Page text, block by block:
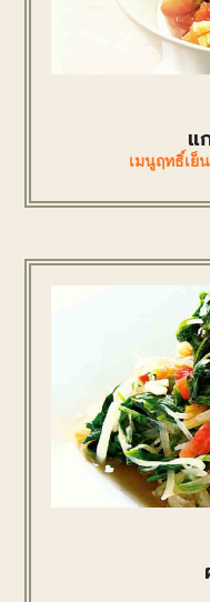
แ
เมนูฤทธิ์เย็